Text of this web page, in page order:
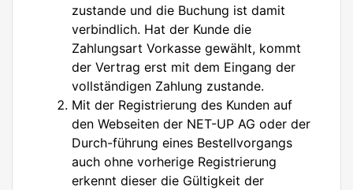
zustande und die Buchung ist damit
verbindlich. Hat der Kunde die
Zahlungsart Vorkasse gewählt, kommt
der Vertrag erst mit dem Eingang der
vollständigen Zahlung zustande.
Mit der Registrierung des Kunden auf
den Webseiten der NET-UP AG oder der
Durch-führung eines Bestellvorgangs
auch ohne vorherige Registrierung
erkennt dieser die Gültigkeit der